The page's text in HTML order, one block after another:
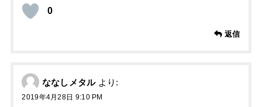
0
返信
ななしメタル より:
2019年4月28日 9:10 PM